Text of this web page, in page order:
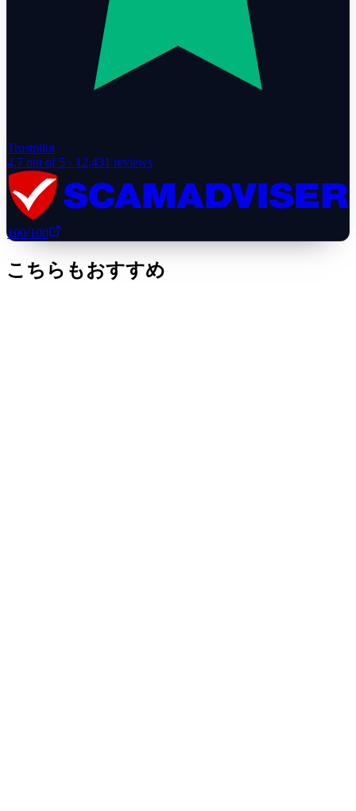
Trustpilot
4.7 out of 5 · 12,431 reviews
100/100
こちらもおすすめ